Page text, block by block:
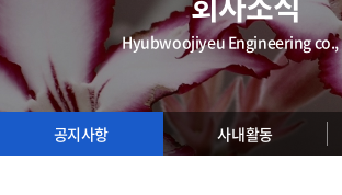
Hyubwoojiyeu Engineering
공지사항 사내활동